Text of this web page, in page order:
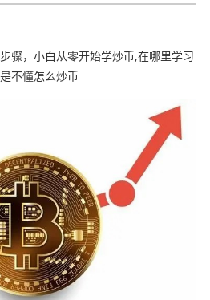
，小白从零开始学炒币,在哪里学习
不懂怎么炒币